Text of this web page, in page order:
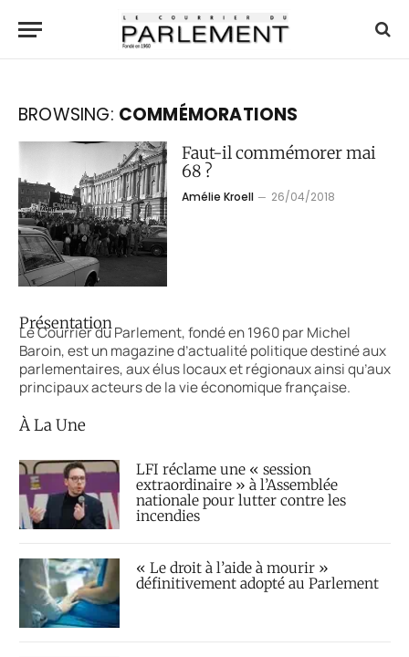
BROWSING: COMMÉMORATIONS
Faut-il commémorer mai
68 ?
Amélie Kroell 26/04/2018
Présentation
Le Courrier du Parlement, fondé en 1960 par Michel
Baroin, est un magazine d’actualité politique destiné aux
parlementaires, aux élus locaux et régionaux ainsi qu’aux
principaux acteurs de la vie économique française.
À La Une
LFI réclame une « session
extraordinaire » à l’Assemblée
nationale pour lutter contre les
incendies
« Le droit à l’aide à mourir »
définitivement adopté au Parlement